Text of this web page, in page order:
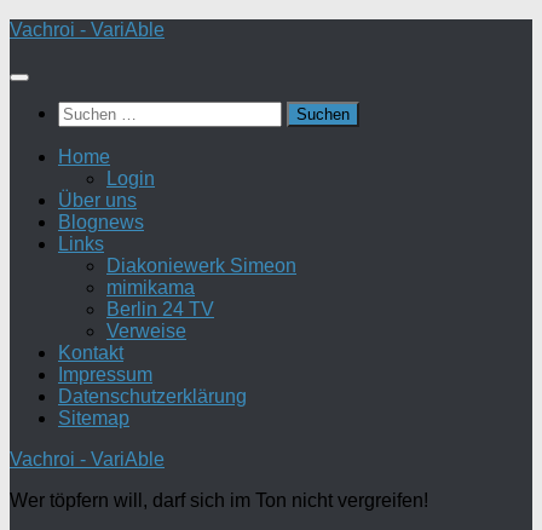
Zum
springen
Vachroi - VariAble
Suchen
nach:
Home
Login
Über uns
Blognews
Links
Diakoniewerk Simeon
mimikama
Berlin 24 TV
Verweise
Kontakt
Impressum
Datenschutzerklärung
Sitemap
Vachroi - VariAble
Wer töpfern will, darf sich im Ton nicht vergreifen!